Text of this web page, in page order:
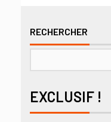
RECHERCHER
EXCLUSIF !